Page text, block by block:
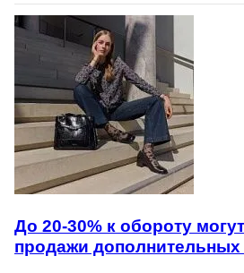
До 20-30% к обороту
продажи дополнительных